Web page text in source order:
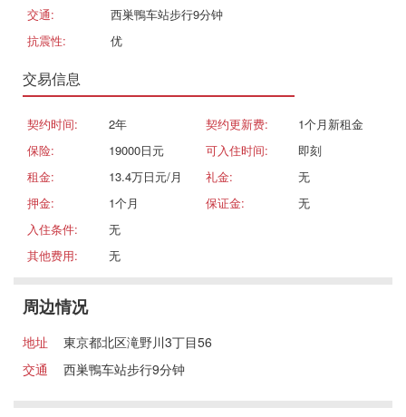
交通:
西巣鴨车站步行9分钟
抗震性:
优
交易信息
契约时间: 2年 契约更新费:
1个月新租金
保险:
19000日元 可入住时间:
即刻
租金:
13.4万日元/月 礼金:
无
押金:
1个月 保证金:
无
入住条件:
无
其他费用:
无
周边情况
地址
東京都北区滝野川3丁目56
交通
西巣鴨车站步行9分钟